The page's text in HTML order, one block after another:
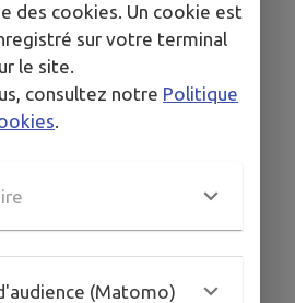
situé à Conches-en-
1er samedi du mois
des cookies. Un cookie est
sur votre terminal
le site.
consultez notre Politique
.
(Matomo)